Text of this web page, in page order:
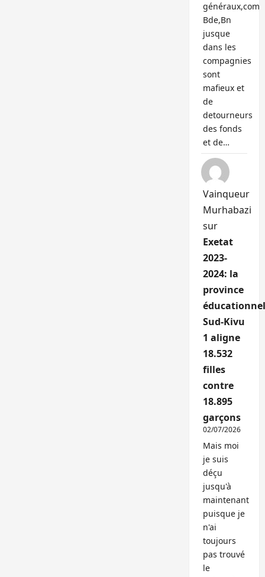
généraux,com
Bde,Bn
jusque
dans les
compagnies
sont
mafieux et
de
detourneurs
des fonds
et de…
Vainqueur
Murhabazi
sur
Exetat
2023-
2024: la
province
Sud-Kivu
1 aligne
18.532
filles
contre
18.895
garçons
02/07/2026
Mais moi
je suis
déçu
jusqu'à
maintenant
puisque je
n'ai
toujours
pas trouvé
le